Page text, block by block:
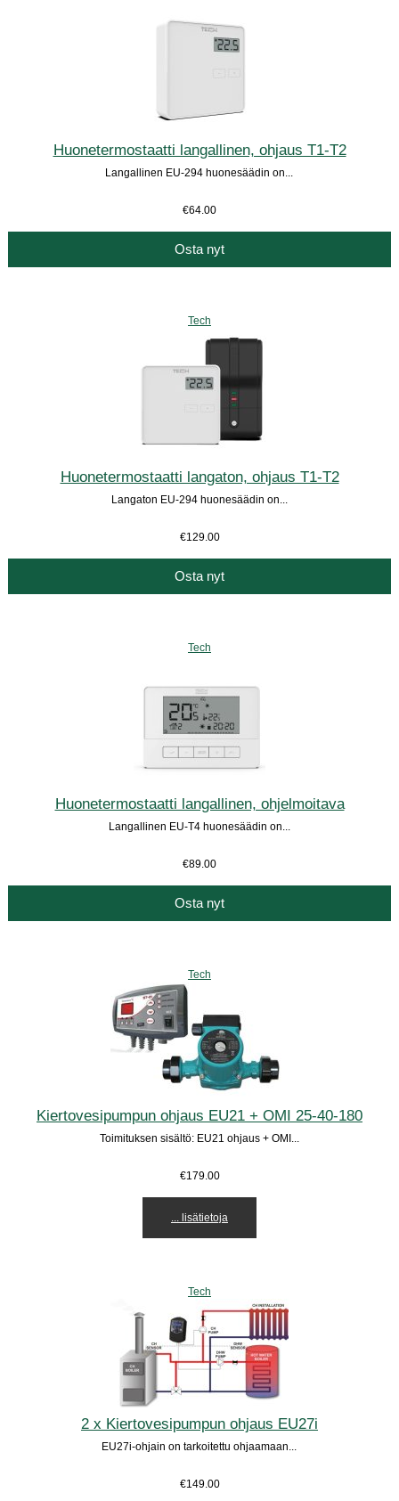
Huonetermostaatti langallinen, ohjaus T1-T2
Langallinen EU-294 huonesäädin on...
€64.00
Osta nyt
Tech
Huonetermostaatti langaton, ohjaus T1-T2
Langaton EU-294 huonesäädin on...
€129.00
Osta nyt
Tech
Huonetermostaatti langallinen, ohjelmoitava
Langallinen EU-T4 huonesäädin on...
€89.00
Osta nyt
Tech
Kiertovesipumpun ohjaus EU21 + OMI 25-40-180
Toimituksen sisältö: EU21 ohjaus + OMI...
€179.00
... lisätietoja
Tech
2 x Kiertovesipumpun ohjaus EU27i
EU27i-ohjain on tarkoitettu ohjaamaan...
€149.00